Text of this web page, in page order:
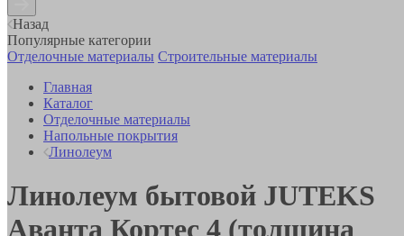
Назад
Популярные категории
Отделочные материалы Строительные материалы
Главная
Каталог
Отделочные материалы
Напольные покрытия
Линолеум
Линолеум бытовой JUTEKS
Аванта Кортес 4 (толщина